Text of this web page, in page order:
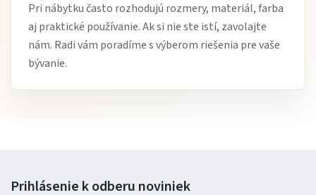
Pri nábytku často rozhodujú rozmery, materiál, farba
aj praktické používanie. Ak si nie ste istí, zavolajte
nám. Radi vám poradíme s výberom riešenia pre vaše
bývanie.
Prihlásenie k odberu noviniek